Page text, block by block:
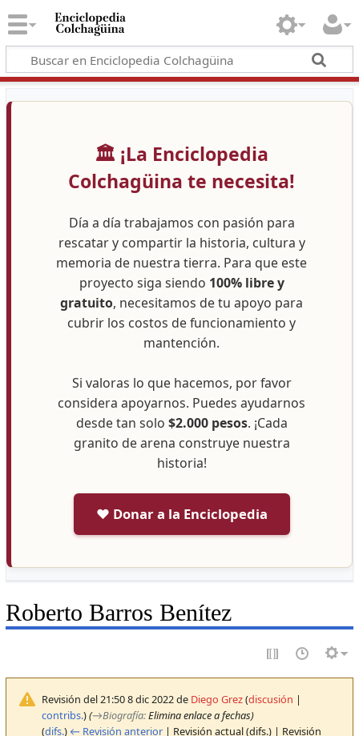
🏛️ ¡La Enciclopedia
Colchagüina te necesita!
Día a día trabajamos con pasión para
rescatar y compartir la historia, cultura y
memoria de nuestra tierra. Para que este
proyecto siga siendo 100% libre y
gratuito, necesitamos de tu apoyo para
cubrir los costos de funcionamiento y
mantención.
Si valoras lo que hacemos, por favor
considera apoyarnos. Puedes ayudarnos
desde tan solo $2.000 pesos. ¡Cada
granito de arena construye nuestra
historia!
❤️ Donar a la Enciclopedia
Roberto Barros Benítez
Revisión del 21:50 8 dic 2022 de Diego Grez(discusión |
contribs.)(→Biografía:Elimina enlace a fechas)
(difs.) ← Revisión anterior| Revisión actual (difs.) | Revisión